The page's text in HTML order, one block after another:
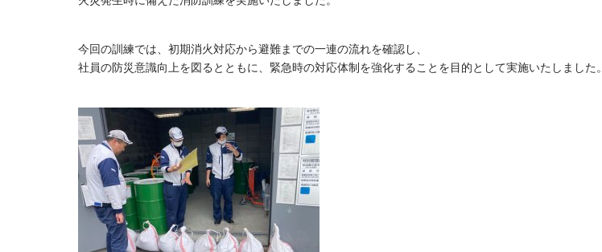
今回の訓練では、初期消火対応から避難までの一連の流れを確認し、
社員の防災意識向上を図るとともに、緊急時の対応体制を強化することを目的として実施いたしました。